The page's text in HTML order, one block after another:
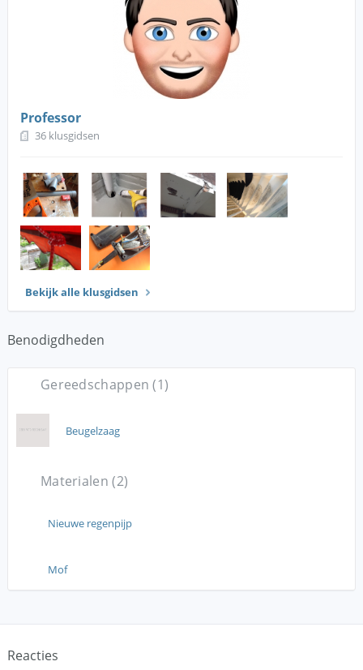
Professor
36 klusgidsen
Bekijk alle klusgidsen
Benodigdheden
Gereedschappen (1)
Beugelzaag
Materialen (2)
Nieuwe regenpijp
Mof
Reacties